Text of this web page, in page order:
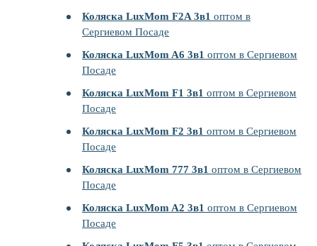
Коляска LuxMom F2A 3в1 оптом в
Сергиевом Посаде
Коляска LuxMom A6 3в1 оптом в Сергиевом
Посаде
Коляска LuxMom F1 3в1 оптом в Сергиевом
Посаде
Коляска LuxMom F2 3в1 оптом в Сергиевом
Посаде
Коляска LuxMom 777 3в1 оптом в Сергиевом
Посаде
Коляска LuxMom A2 3в1 оптом в Сергиевом
Посаде